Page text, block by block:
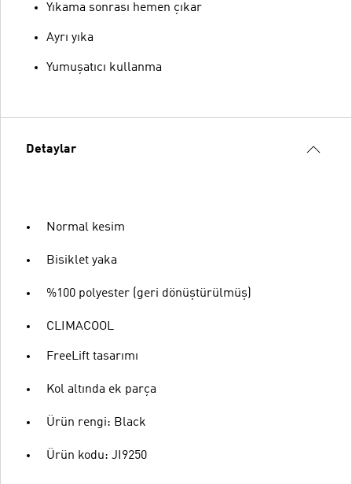
Yıkama sonrası hemen çıkar
Ayrı yıka
Yumuşatıcı kullanma
Detaylar
Normal kesim
Bisiklet yaka
%100 polyester (geri dönüştürülmüş)
CLIMACOOL
FreeLift tasarımı
Kol altında ek parça
Ürün rengi: Black
Ürün kodu: JI9250